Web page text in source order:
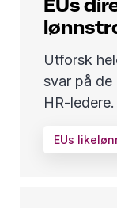
Utforsk
svar på de
HR-ledere.
EUs